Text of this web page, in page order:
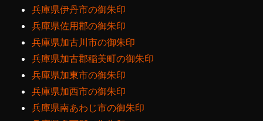
兵庫県伊丹市の御朱印
兵庫県佐用郡の御朱印
兵庫県加古川市の御朱印
兵庫県加古郡稲美町の御朱印
兵庫県加東市の御朱印
兵庫県加西市の御朱印
兵庫県南あわじ市の御朱印